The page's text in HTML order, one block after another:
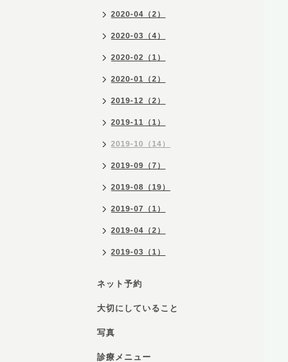
2020-04（2）
2020-03（4）
2020-02（1）
2020-01（2）
2019-12（2）
2019-11（1）
2019-10（14）
2019-09（7）
2019-08（19）
2019-07（1）
2019-04（2）
2019-03（1）
ネット予約
大切にしていること
写真
診療メニュー